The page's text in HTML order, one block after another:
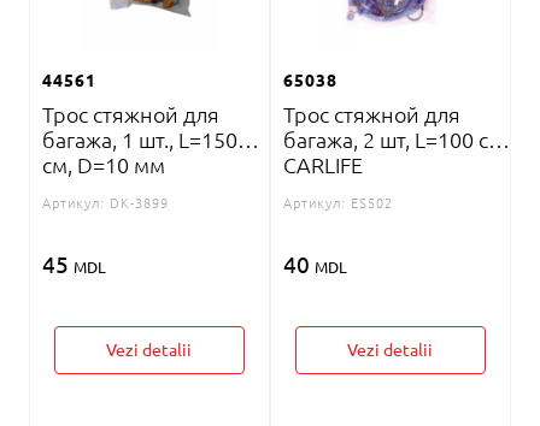
44561
Трос стяжной для
багажа, 1 шт., L=150
см, D=10 мм
Артикул: DK-3899
45 MDL
Vezi detalii
65038
Трос стяжной для
багажа, 2 шт, L=100 см
CARLIFE
Артикул: ES502
40 MDL
Vezi detalii